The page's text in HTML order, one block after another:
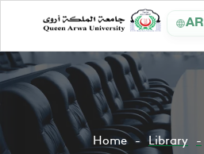
AR
Home Library